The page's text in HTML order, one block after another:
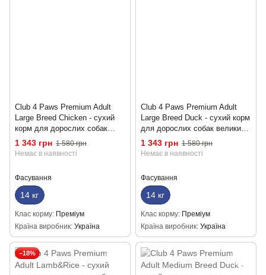
Club 4 Paws Premium Adult
Large Breed Chicken - сухий
корм для дорослих собак
великих порід із куркою 14кг
1 343 грн 1 580 грн
Немає в наявності
Фасування
14 кг
Клас корму Преміум
Країна виробник Україна
Club 4 Paws Premium Adult
Large Breed Duck - сухий корм
для дорослих собак великих
порід із качкою 14кг
1 343 грн 1 580 грн
Немає в наявності
Фасування
14 кг
Клас корму Преміум
Країна виробник Україна
−18%